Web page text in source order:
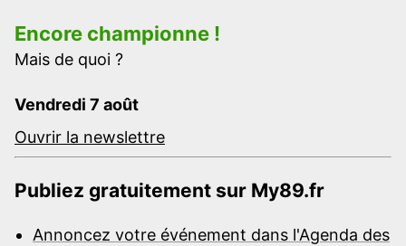
Encore championne !
Mais de quoi ?
Vendredi 7 août
Ouvrir la newslettre
Publiez gratuitement sur My89.fr
Annoncez votre événement dans l'Agenda des